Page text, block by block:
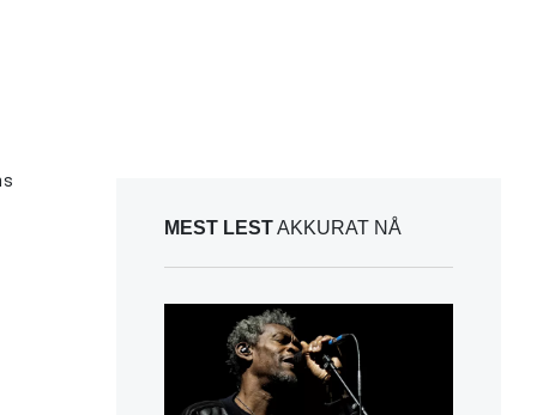
MEST LESTAKKURAT NÅ